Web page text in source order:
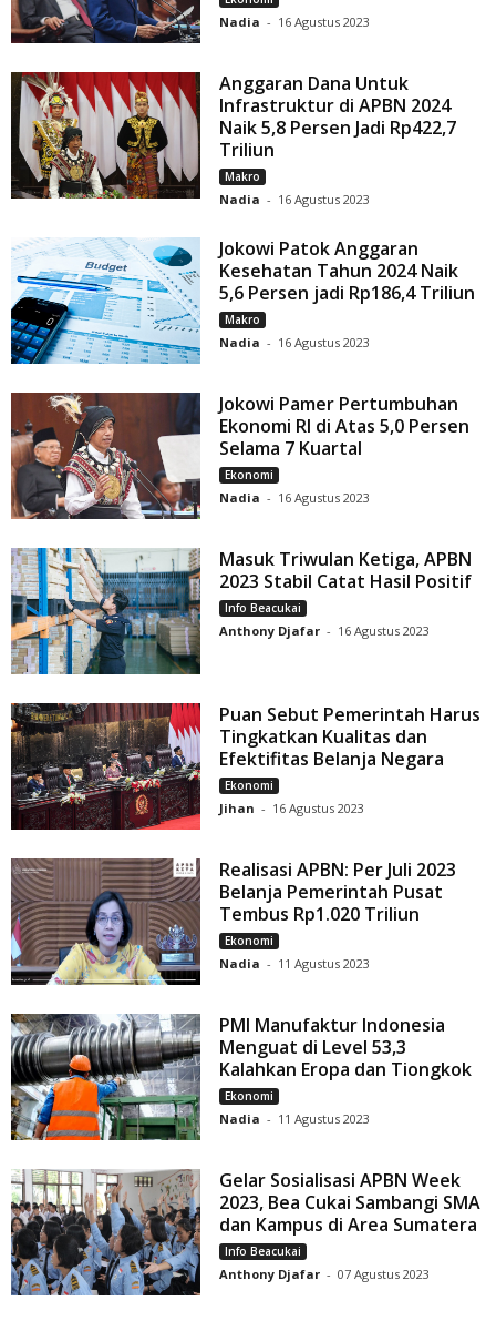
Nadia - 16 Agustus 2023
Anggaran Dana Untuk
Infrastruktur di APBN 2024
Naik 5,8 Persen Jadi Rp422,7
Triliun
Makro
Nadia - 16 Agustus 2023
Jokowi Patok Anggaran
Kesehatan Tahun 2024 Naik
5,6 Persen jadi Rp186,4 Triliun
Makro
Nadia - 16 Agustus 2023
Jokowi Pamer Pertumbuhan
Ekonomi RI di Atas 5,0 Persen
Selama 7 Kuartal
Ekonomi
Nadia - 16 Agustus 2023
Masuk Triwulan Ketiga, APBN
2023 Stabil Catat Hasil Positif
Info Beacukai
Anthony Djafar - 16 Agustus 2023
Puan Sebut Pemerintah Harus
Tingkatkan Kualitas dan
Efektifitas Belanja Negara
Ekonomi
Jihan - 16 Agustus 2023
Realisasi APBN: Per Juli 2023
Belanja Pemerintah Pusat
Tembus Rp1.020 Triliun
Ekonomi
Nadia - 11 Agustus 2023
PMI Manufaktur Indonesia
Menguat di Level 53,3
Kalahkan Eropa dan Tiongkok
Ekonomi
Nadia - 11 Agustus 2023
Gelar Sosialisasi APBN Week
2023, Bea Cukai Sambangi SMA
dan Kampus di Area Sumatera
Info Beacukai
Anthony Djafar - 07 Agustus 2023